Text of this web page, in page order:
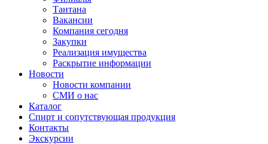
Тантана
Вакансии
Компания сегодня
Закупки
Реализация имущества
Раскрытие информации
Новости
Новости компании
СМИ о нас
Каталог
Спирт и сопутствующая продукция
Контакты
Экскурсии